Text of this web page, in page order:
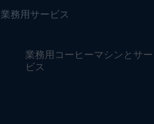
業務用サービス
業務用コーヒーマシンとサー
ビス